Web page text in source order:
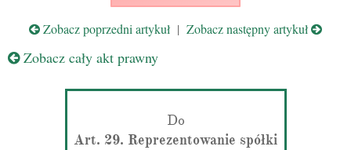
Zobacz poprzedni artykuł | Zobacz następny artykuł
Zobacz cały akt prawny
Do
Art. 29. Reprezentowanie spółki